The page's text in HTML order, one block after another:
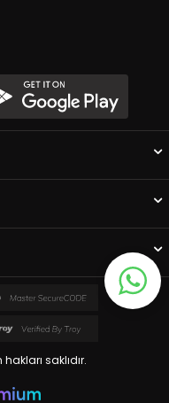
saklıdır.